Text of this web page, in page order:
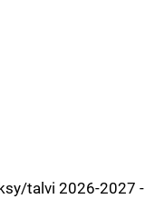
talvi 2026-2027 -